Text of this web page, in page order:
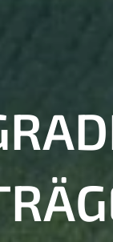
derim